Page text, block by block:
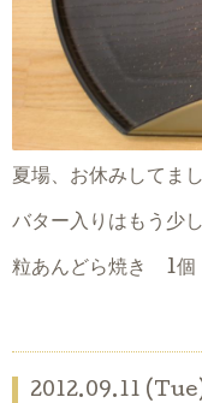
夏場、お休みしてま
バター入りはもう少
粒あんどら焼き 1
2012.09.11